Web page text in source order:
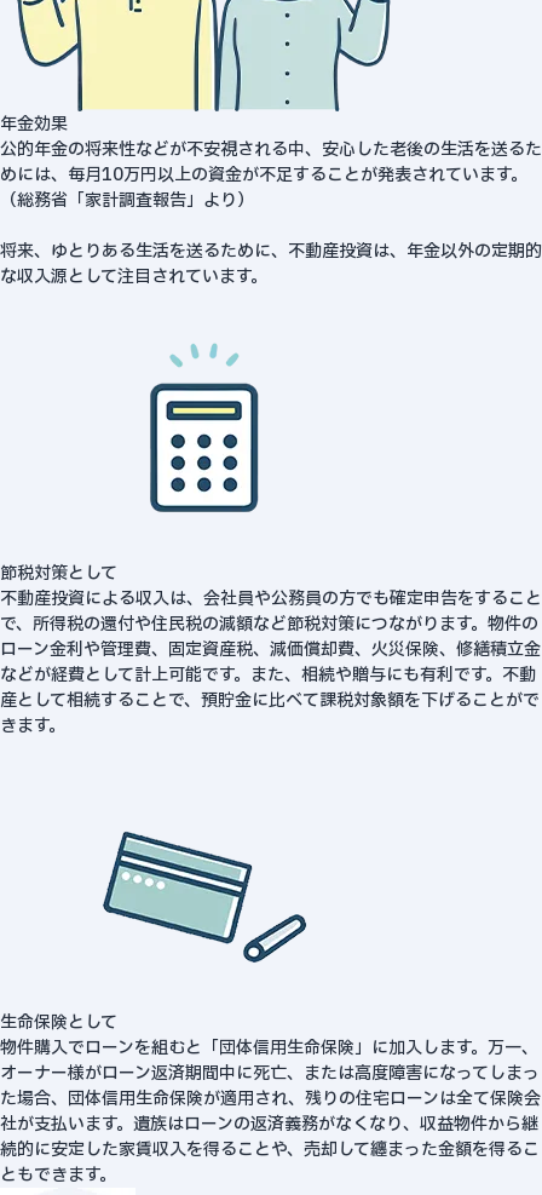
年金効果
公的年金の将来性などが不安視される中、安心した老後の生活を送るた
めには、毎月10万円以上の資金が不足することが発表されています。
（総務省「家計調査報告」より）
将来、ゆとりある生活を送るために、不動産投資は、年金以外の定期的
な収入源として注目されています。
節税対策として
不動産投資による収入は、会社員や公務員の方でも確定申告をすること
で、所得税の還付や住民税の減額など節税対策につながります。物件の
ローン金利や管理費、固定資産税、減価償却費、火災保険、修繕積立金
などが経費として計上可能です。また、相続や贈与にも有利です。不動
産として相続することで、預貯金に比べて課税対象額を下げることがで
きます。
生命保険として
物件購入でローンを組むと「団体信用生命保険」に加入します。万一、
オーナー様がローン返済期間中に死亡、または高度障害になってしまっ
た場合、団体信用生命保険が適用され、残りの住宅ローンは全て保険会
社が支払います。遺族はローンの返済義務がなくなり、収益物件から継
続的に安定した家賃収入を得ることや、売却して纏まった金額を得るこ
ともできます。